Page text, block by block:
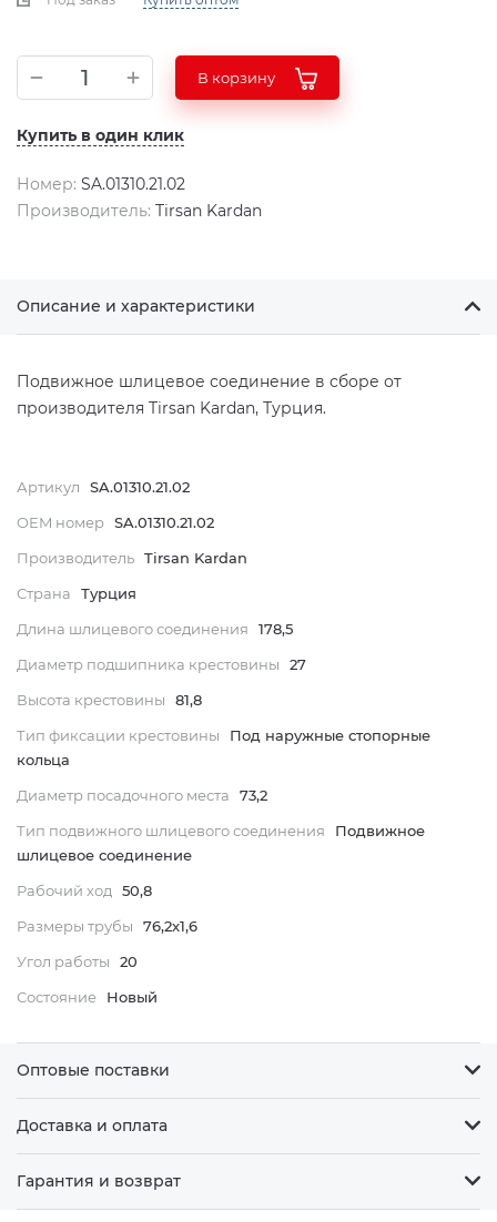
В корзину
Купить в один клик
Номер: SA.01310.21.02
Производитель: Tirsan Kardan
Описание и характеристики
Подвижное шлицевое соединение в сборе от
производителя Tirsan Kardan, Турция.
Артикул
SA.01310.21.02
OEM номер SA.01310.21.02
Производитель Tirsan Kardan
Страна
Турция
Длина шлицевого соединения
178,5
Диаметр подшипника крестовины
27
Высота крестовины
81,8
Тип фиксации крестовины
Под наружные стопорные
кольца
Диаметр посадочного места
73,2
Тип подвижного шлицевого соединения
Подвижное
шлицевое соединение
Рабочий ход
50,8
Размеры трубы
76,2x1,6
Угол работы
20
Состояние
Новый
Оптовые поставки
Доставка и оплата
Гарантия и возврат